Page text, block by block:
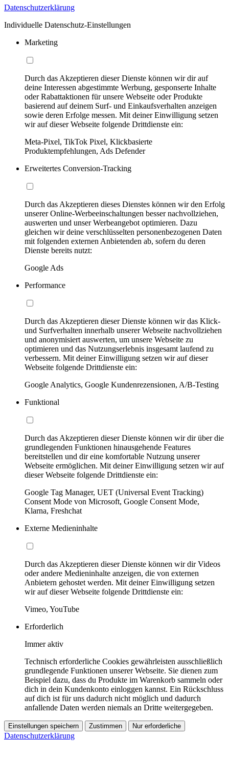
Datenschutzerklärung
Individuelle Datenschutz-Einstellungen
Marketing
Durch das Akzeptieren dieser Dienste können wir dir auf
deine Interessen abgestimmte Werbung, gesponserte Inhalte
oder Rabattaktionen für unsere Webseite oder Produkte
basierend auf deinem Surf- und Einkaufsverhalten anzeigen
sowie deren Erfolge messen. Mit deiner Einwilligung setzen
wir auf dieser Webseite folgende Drittdienste ein:
Meta-Pixel, TikTok Pixel, Klickbasierte
Produktempfehlungen, Ads Defender
Erweitertes Conversion-Tracking
Durch das Akzeptieren dieses Dienstes können wir den Erfolg
unserer Online-Werbeeinschaltungen besser nachvollziehen,
auswerten und unser Werbeangebot optimieren. Dazu
gleichen wir deine verschlüsselten personenbezogenen Daten
mit folgenden externen Anbietenden ab, sofern du deren
Dienste bereits nutzt:
Google Ads
Performance
Durch das Akzeptieren dieser Dienste können wir das Klick-
und Surfverhalten innerhalb unserer Webseite nachvollziehen
und anonymisiert auswerten, um unsere Webseite zu
optimieren und das Nutzungserlebnis insgesamt laufend zu
verbessern. Mit deiner Einwilligung setzen wir auf dieser
Webseite folgende Drittdienste ein:
Google Analytics, Google Kundenrezensionen, A/B-Testing
Funktional
Durch das Akzeptieren dieser Dienste können wir dir über die
grundlegenden Funktionen hinausgehende Features
bereitstellen und dir eine komfortable Nutzung unserer
Webseite ermöglichen. Mit deiner Einwilligung setzen wir auf
dieser Webseite folgende Drittdienste ein:
Google Tag Manager, UET (Universal Event Tracking)
Consent Mode von Microsoft, Google Consent Mode,
Klarna, Freshchat
Externe Medieninhalte
Durch das Akzeptieren dieser Dienste können wir dir Videos
oder andere Medieninhalte anzeigen, die von externen
Anbietern gehostet werden. Mit deiner Einwilligung setzen
wir auf dieser Webseite folgende Drittdienste ein:
Vimeo, YouTube
Erforderlich
Immer aktiv
Technisch erforderliche Cookies gewährleisten ausschließlich
grundlegende Funktionen unserer Webseite. Sie dienen zum
Beispiel dazu, dass du Produkte im Warenkorb sammeln oder
dich in dein Kundenkonto einloggen kannst. Ein Rückschluss
auf dich ist für uns dadurch nicht möglich und dadurch
anfallende Daten werden niemals an Dritte weitergegeben.
Einstellungen speichern Zustimmen Nur erforderliche
Datenschutzerklärung